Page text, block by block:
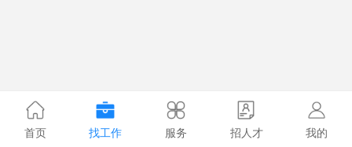
首页 找工作 服务 招人才 我的